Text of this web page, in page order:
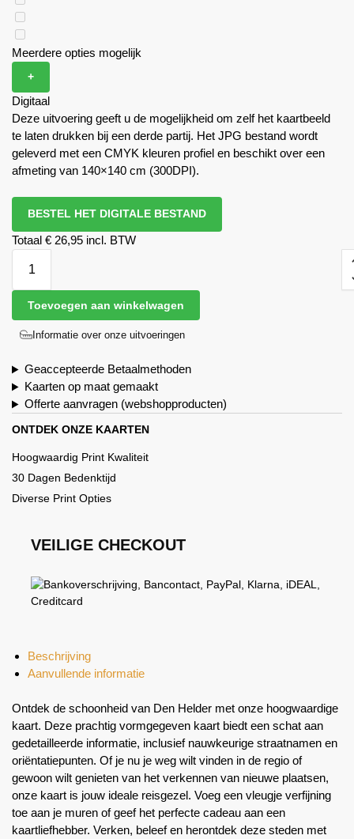
Meerdere opties mogelijk
+
Digitaal
Deze uitvoering geeft u de mogelijkheid om zelf het kaartbeeld
te laten drukken bij een derde partij. Het JPG bestand wordt
geleverd met een CMYK kleuren profiel en beschikt over een
afmeting van 140×140 cm (300DPI).
BESTEL HET DIGITALE BESTAND
Totaal € 26,95 incl. BTW
Toevoegen aan winkelwagen
Informatie over onze uitvoeringen
Geaccepteerde Betaalmethoden
Kaarten op maat gemaakt
Offerte aanvragen (webshopproducten)
ONTDEK ONZE KAARTEN
Hoogwaardig Print Kwaliteit
30 Dagen Bedenktijd
Diverse Print Opties
VEILIGE CHECKOUT
Beschrijving
Aanvullende informatie
Ontdek de schoonheid van Den Helder met onze hoogwaardige
kaart. Deze prachtig vormgegeven kaart biedt een schat aan
gedetailleerde informatie, inclusief nauwkeurige straatnamen en
oriëntatiepunten. Of je nu je weg wilt vinden in de regio of
gewoon wilt genieten van het verkennen van nieuwe plaatsen,
onze kaart is jouw ideale reisgezel. Voeg een vleugje verfijning
toe aan je muren of geef het perfecte cadeau aan een
kaartliefhebber. Verken, beleef en herontdek deze steden met